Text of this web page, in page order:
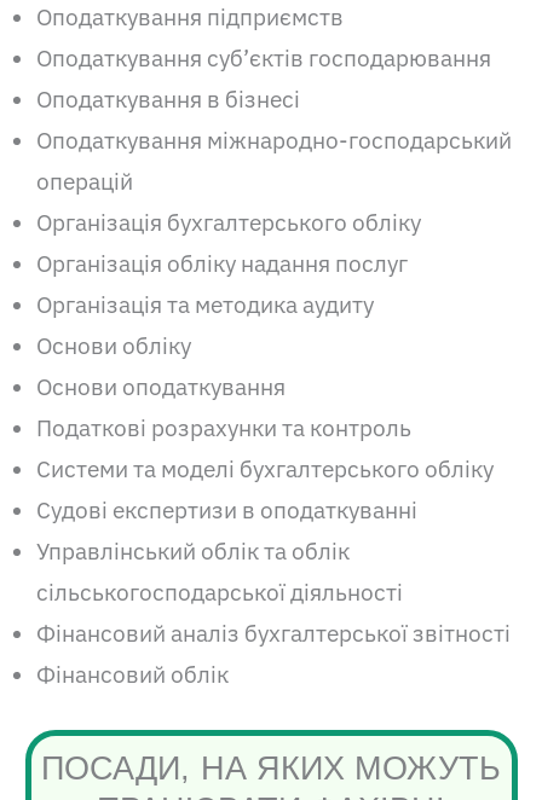
Оподаткування підприємств
Оподаткування суб’єктів господарювання
Оподаткування в бізнесі
Оподаткування міжнародно-господарський
операцій
Організація бухгалтерського обліку
Організація обліку надання послуг
Організація та методика аудиту
Основи обліку
Основи оподаткування
Податкові розрахунки та контроль
Системи та моделі бухгалтерського обліку
Судові експертизи в оподаткуванні
Управлінський облік та облік
сільськогосподарської діяльності
Фінансовий аналіз бухгалтерської звітності
Фінансовий облік
ПОСАДИ, НА ЯКИХ МОЖУТЬ